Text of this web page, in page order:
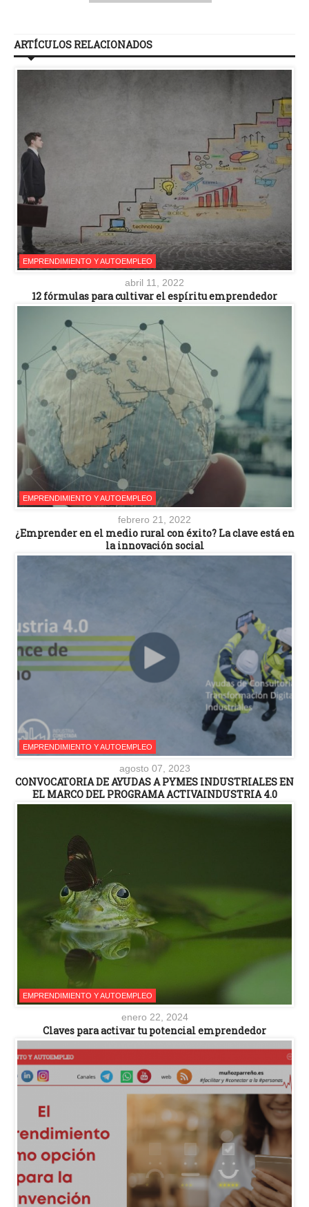
ARTÍCULOS RELACIONADOS
EMPRENDIMIENTO Y AUTOEMPLEO
abril 11, 2022
12 fórmulas para cultivar el espíritu emprendedor
EMPRENDIMIENTO Y AUTOEMPLEO
febrero 21, 2022
¿Emprender en el medio rural con éxito? La clave está en
la innovación social
EMPRENDIMIENTO Y AUTOEMPLEO
agosto 07, 2023
CONVOCATORIA DE AYUDAS A PYMES INDUSTRIALES EN
EL MARCO DEL PROGRAMA ACTIVAINDUSTRIA 4.0
EMPRENDIMIENTO Y AUTOEMPLEO
enero 22, 2024
Claves para activar tu potencial emprendedor